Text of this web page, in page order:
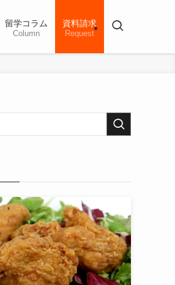
留学コラム
Column
資料請求
Request